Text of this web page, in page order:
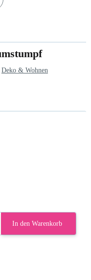
Deko & Wohnen
In den Warenkorb